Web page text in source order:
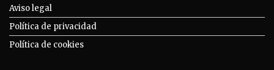
Aviso legal
Política de privacidad
Política de cookies